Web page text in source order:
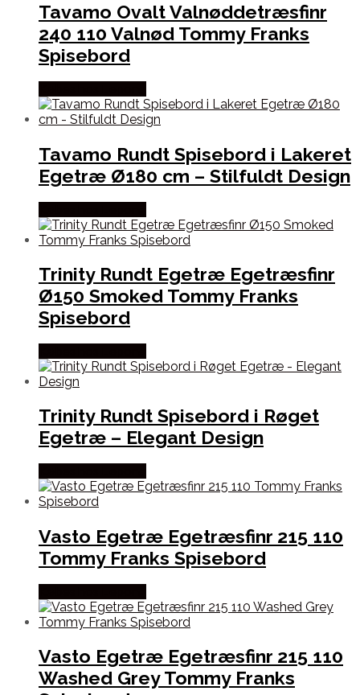
Tavamo Ovalt Valnøddetræsfinr
240 110 Valnød Tommy Franks
Spisebord
Tavamo Rundt Spisebord i Lakeret
Egetræ Ø180 cm – Stilfuldt Design
Trinity Rundt Egetræ Egetræsfinr
Ø150 Smoked Tommy Franks
Spisebord
Trinity Rundt Spisebord i Røget
Egetræ – Elegant Design
Vasto Egetræ Egetræsfinr 215 110
Tommy Franks Spisebord
Vasto Egetræ Egetræsfinr 215 110
Washed Grey Tommy Franks